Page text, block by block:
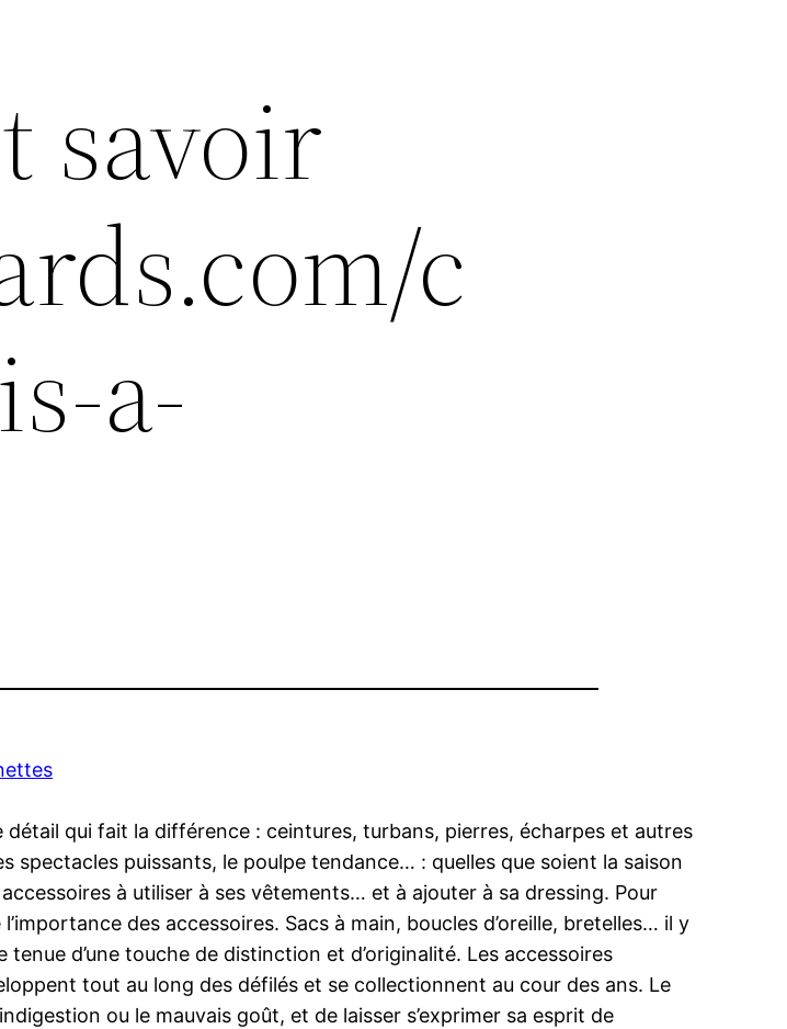
savoir
c
a-
détail qui fait la différence : ceintures, turbans, pierres, écharpes et autres
puissants, le poulpe tendance… : quelles que soient la saison
à utiliser à ses vêtements… et à ajouter à sa dressing. Pour
des accessoires. Sacs à main, boucles d’oreille, bretelles… il y
d’une touche de distinction et d’originalité. Les accessoires
tout au long des défilés et se collectionnent au cour des ans. Le
ou le mauvais goût, et de laisser s’exprimer sa esprit de